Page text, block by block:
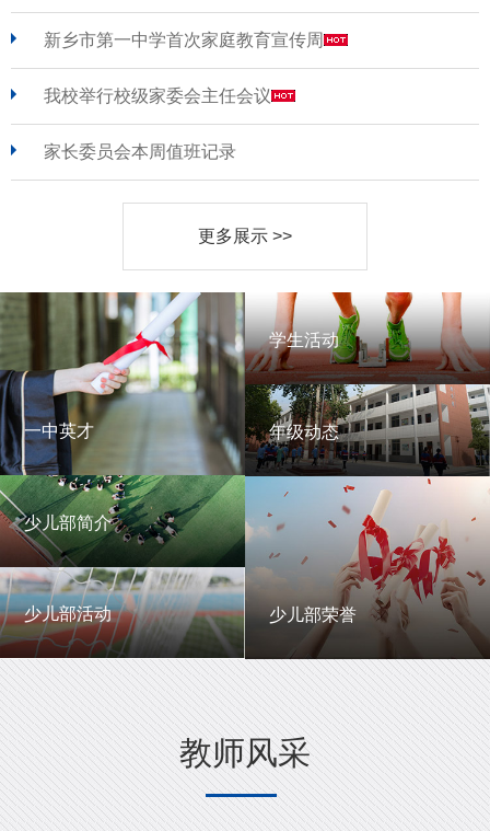
新乡市第一中学首次家庭教育宣传周
我校举行校级家委会主任会议
家长委员会本周值班记录
更多展示 >>
一中英才
一中英才
少儿部简介
少儿部简介
少儿部活动
少儿部活动
学生活动
学生活动
年级动态
年级动态
少儿部荣誉
少儿部荣誉
教师风采